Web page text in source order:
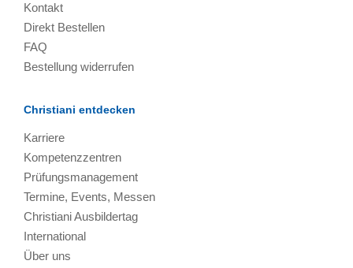
Kontakt
Direkt Bestellen
FAQ
Bestellung widerrufen
Christiani entdecken
Karriere
Kompetenzzentren
Prüfungsmanagement
Termine, Events, Messen
Christiani Ausbildertag
International
Über uns